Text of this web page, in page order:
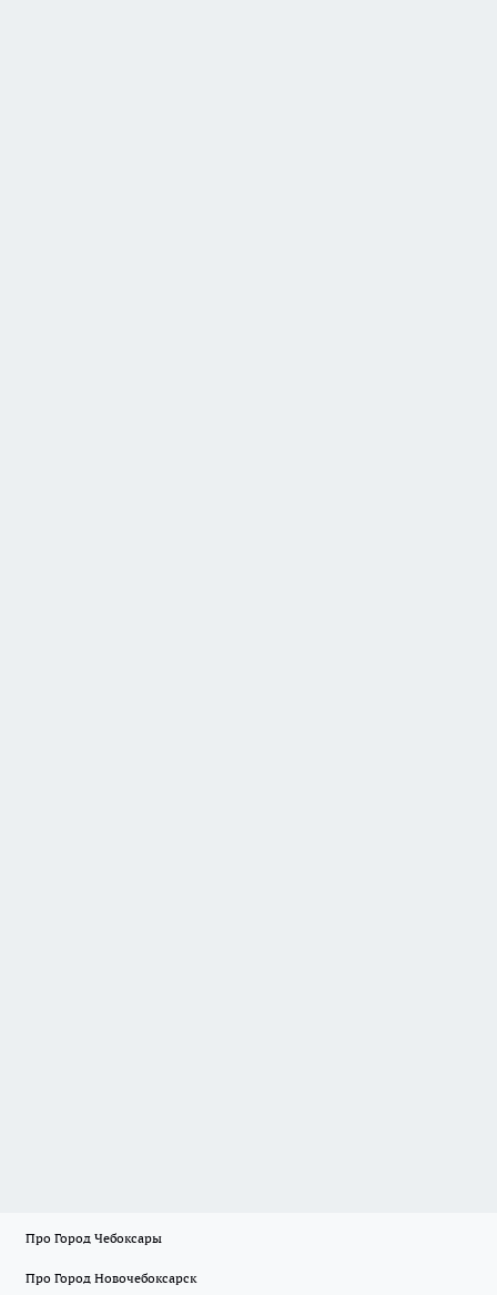
Про Город Чебоксары
Про Город Новочебоксарск